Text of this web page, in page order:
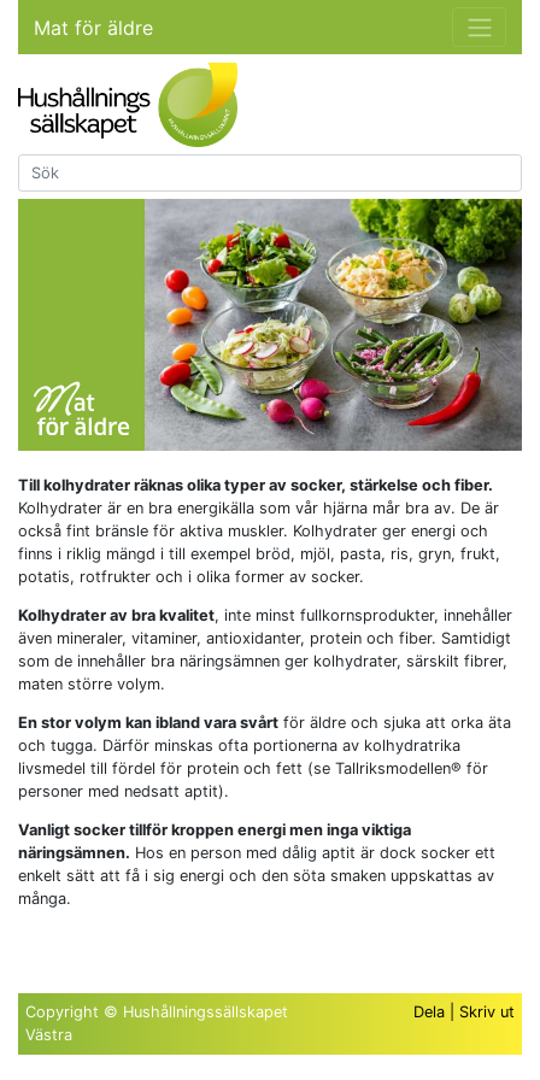
Mat för äldre
Till kolhydrater räknas olika typer av socker, stärkelse och fiber.
Kolhydrater är en bra energikälla som vår hjärna mår bra av. De är
också fint bränsle för aktiva muskler. Kolhydrater ger energi och
finns i riklig mängd i till exempel bröd, mjöl, pasta, ris, gryn, frukt,
potatis, rotfrukter och i olika former av socker.
Kolhydrater av bra kvalitet, inte minst fullkornsprodukter, innehåller
även mineraler, vitaminer, antioxidanter, protein och fiber. Samtidigt
som de innehåller bra näringsämnen ger kolhydrater, särskilt fibrer,
maten större volym.
En stor volym kan ibland vara svårt för äldre och sjuka att orka äta
och tugga. Därför minskas ofta portionerna av kolhydratrika
livsmedel till fördel för protein och fett (se Tallriksmodellen® för
personer med nedsatt aptit).
Vanligt socker tillför kroppen energi men inga viktiga
näringsämnen. Hos en person med dålig aptit är dock socker ett
enkelt sätt att få i sig energi och den söta smaken uppskattas av
många.
Copyright © Hushållningssällskapet
Västra
Dela| Skriv ut